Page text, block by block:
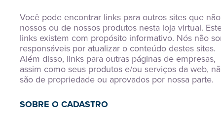
Você pode encontrar links para outros sites que
nossos ou de nossos produtos nesta loja virtual.
links existem com propósito informativo. Nós não
responsáveis por atualizar o conteúdo destes sites.
Além disso, links para outras páginas de empresas,
assim como seus produtos e/ou serviços da web,
são de propriedade ou aprovados por nossa parte.
SOBRE O CADASTRO